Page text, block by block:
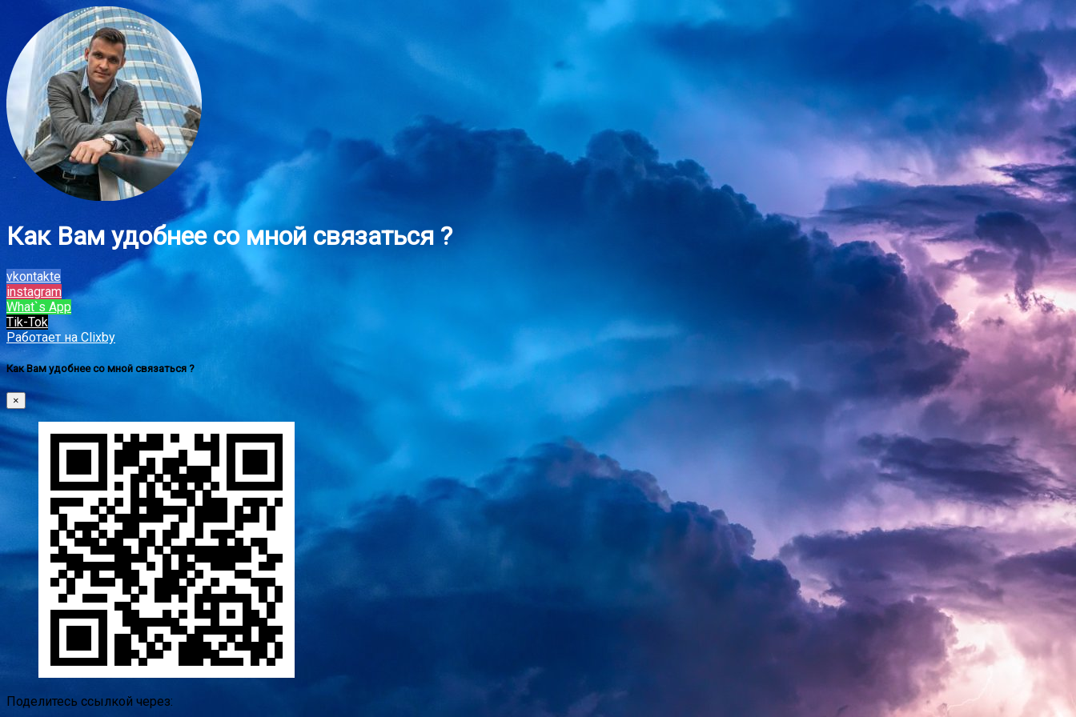
Как Вам удобнее со мной связаться ?
vkontakte
instagram
What`s App
Tik-Tok
Работает на Clixby
Как Вам удобнее со мной связаться ?
×
Поделитесь ссылкой через: